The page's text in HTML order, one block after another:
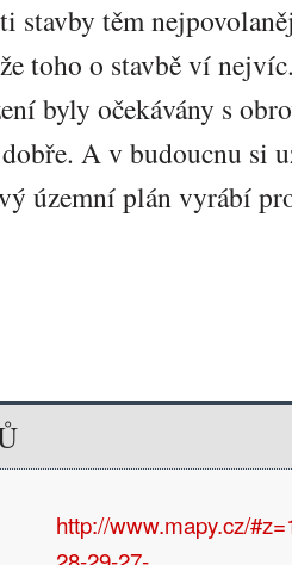
stavby těm
toho o stavbě ví
byly očekávány s
A v budoucnu si
územní plán vyrábí
http://www.mapy.cz/